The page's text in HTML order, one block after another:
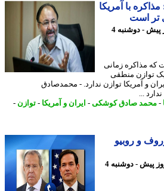
با آمریکا
است
74 روز پیش - دوشنبه 4
زمانی
منطقی
آمریکا توازن ندارد. - محمدصادق
...
صادق کوشکی-ایران و آمریکا- توازن-
و روبیو
74 روز پیش - دوشنبه 4